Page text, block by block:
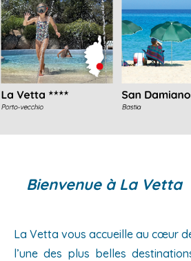
Bienvenue à La Vetta
La Vetta vous accueille au cœur
l’une des plus belles